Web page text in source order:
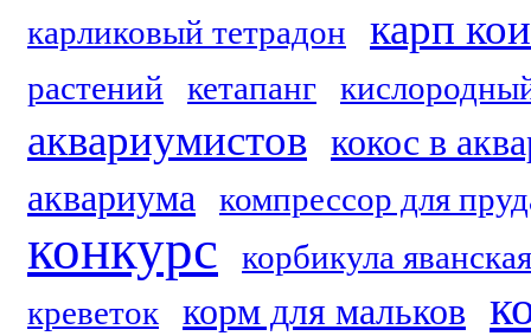
карликовый тетрадон карп кои
растений кетапанг
аквариумистов кокос в
аквариума
компрессор для
конкурс
корбикула яванская
креветок
корм для мальков